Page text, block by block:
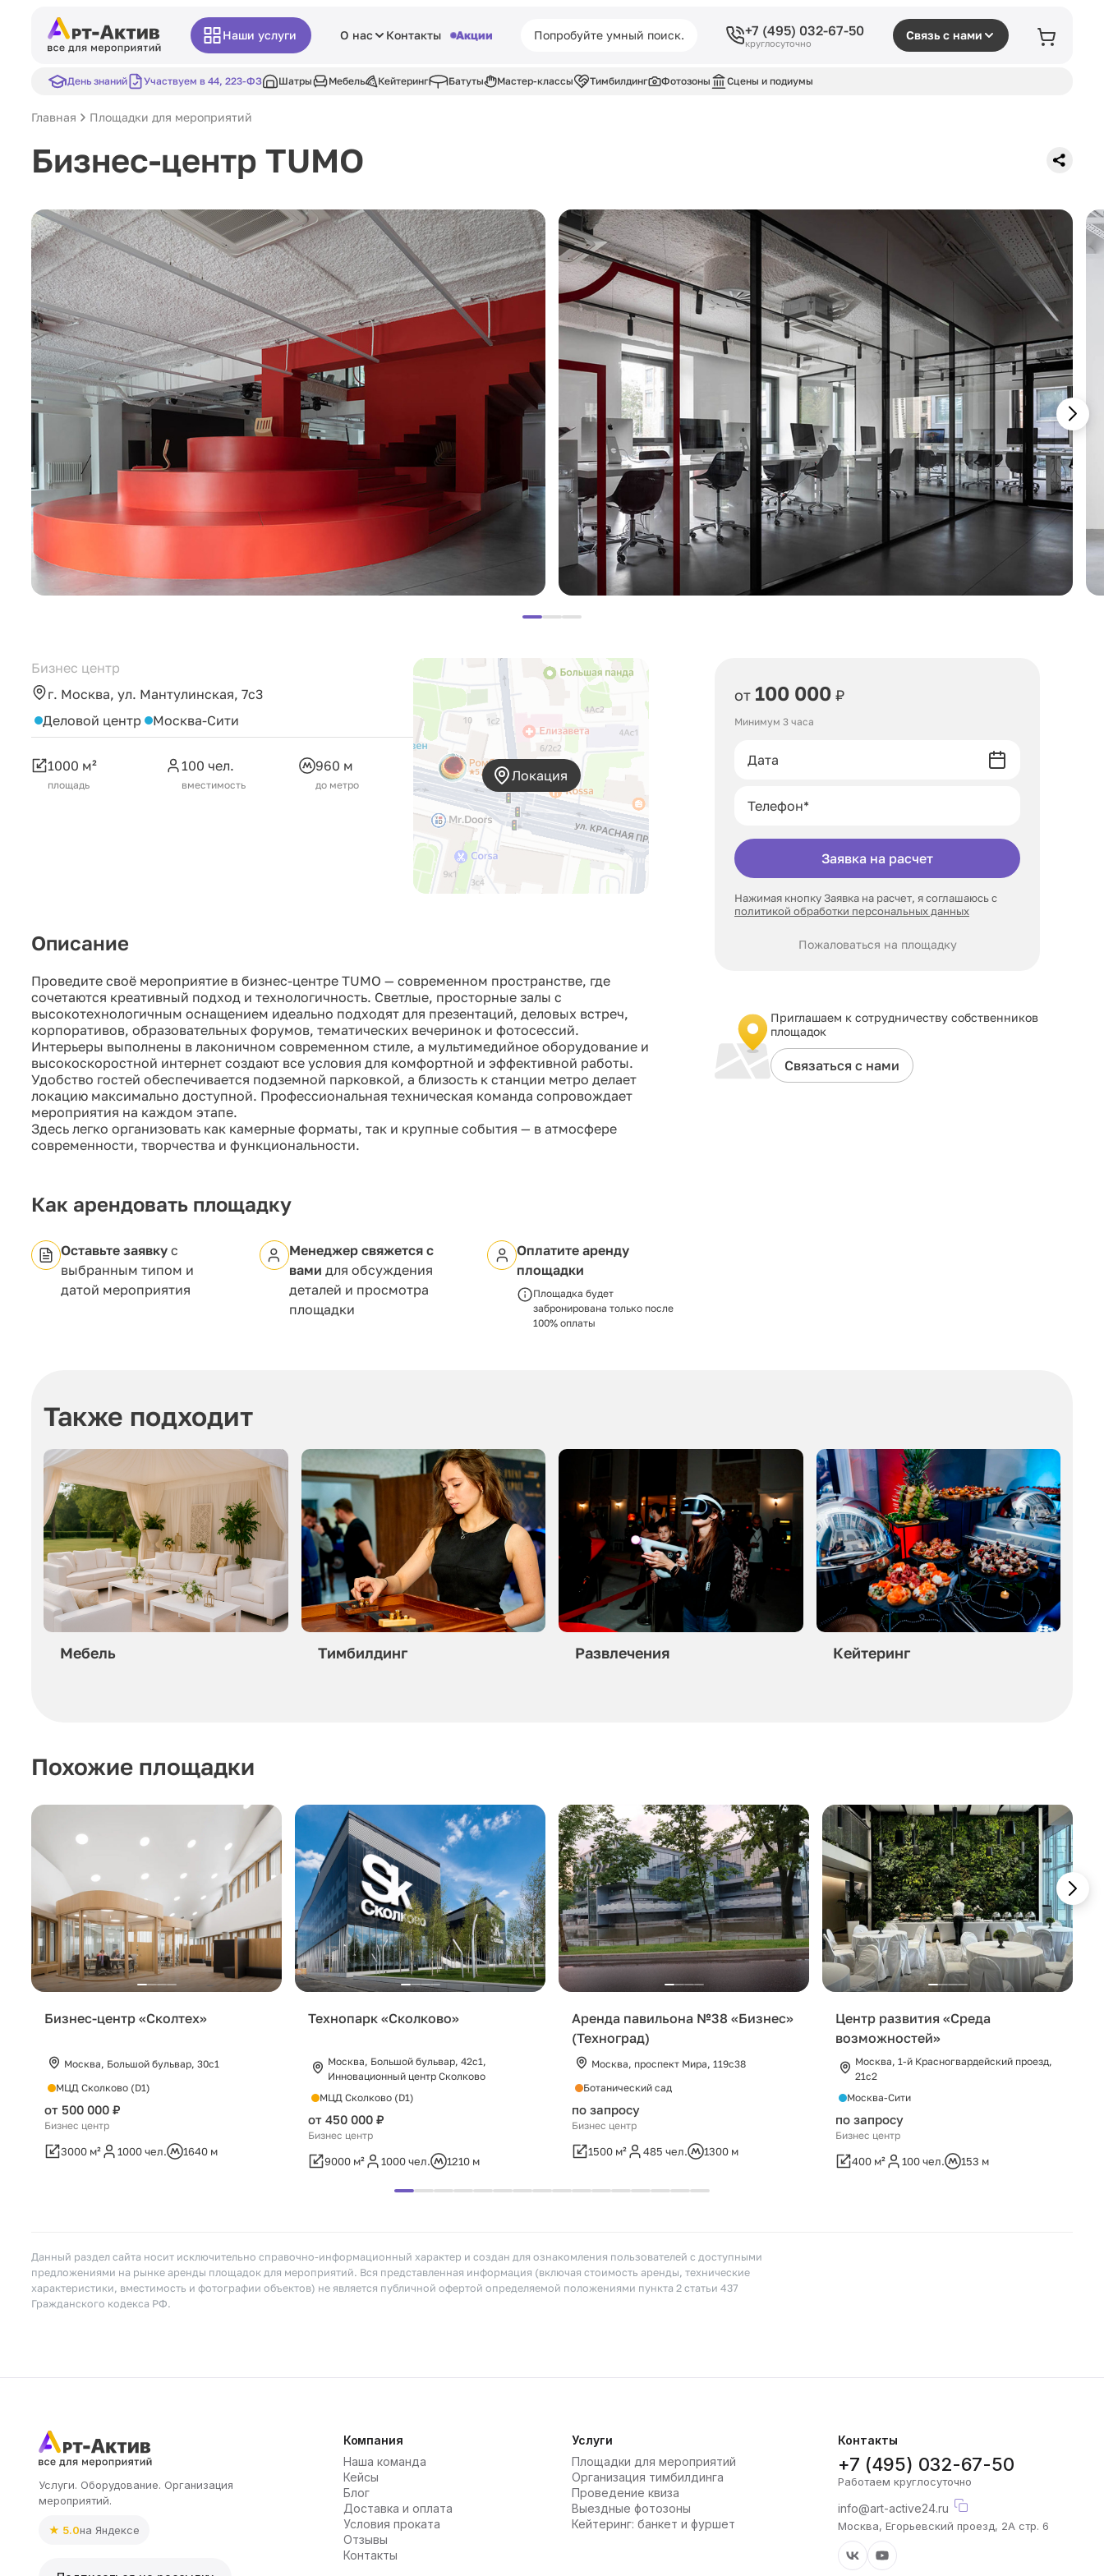
Наши услуги О нас Контакты Акции +7 (495) 032-67-50
круглосуточно
Связь с нами
День знаний Участвуем в 44, 223-ФЗ Шатры Мебель Кейтеринг Батуты Мастер-классы Тимбилдинг Фотозоны Сцены и подиумы
Главная Площадки для мероприятий
Бизнес-центр TUMO
Бизнес центр
г. Москва, ул. Мантулинская, 7с3
Деловой центр
Москва-Сити
1000 м²
площадь
100 чел.
вместимость
960 м
до метро
Локация
Описание
Проведите своё мероприятие в бизнес-центре TUMO — современном пространстве, где
сочетаются креативный подход и технологичность. Светлые, просторные залы с
высокотехнологичным оснащением идеально подходят для презентаций, деловых встреч,
корпоративов, образовательных форумов, тематических вечеринок и фотосессий.
Интерьеры выполнены в лаконичном современном стиле, а мультимедийное оборудование и
высокоскоростной интернет создают все условия для комфортной и эффективной работы.
Удобство гостей обеспечивается подземной парковкой, а близость к станции метро делает
локацию максимально доступной. Профессиональная техническая команда сопровождает
мероприятия на каждом этапе.
Здесь легко организовать как камерные форматы, так и крупные события — в атмосфере
современности, творчества и функциональности.
Как арендовать площадку
Оставьте заявку с
выбранным типом и
датой мероприятия
Менеджер свяжется с
вами для обсуждения
деталей и просмотра
площадки
Оплатите аренду
площадки
Площадка будет
забронирована только после
100% оплаты
от 100 000 ₽
Минимум 3 часа
Заявка на расчет
Нажимая кнопку Заявка на расчет, я соглашаюсь с
политикой обработки персональных данных
Пожаловаться на площадку
Приглашаем к сотрудничеству собственников
площадок
Связаться с нами
Также подходит
Мебель Тимбилдинг Развлечения Кейтеринг
Похожие площадки
Бизнес-центр «Сколтех»
Москва, Большой бульвар, 30с1
МЦД Сколково (D1)
от 500 000 ₽
Бизнес центр
3000 м² 1000 чел. 1640 м
Технопарк «Сколково»
Москва, Большой бульвар, 42с1,
Инновационный центр Сколково
МЦД Сколково (D1)
от 450 000 ₽
Бизнес центр
9000 м² 1000 чел. 1210 м
Аренда павильона №38 «Бизнес»
(Техноград)
Москва, проспект Мира, 119с38
Ботанический сад
по запросу
Бизнес центр
1500 м² 485 чел. 1300 м
Центр развития «Среда
возможностей»
Москва, 1-й Красногвардейский проезд,
21с2
Москва-Сити
по запросу
Бизнес центр
400 м² 100 чел. 153 м
Данный раздел сайта носит исключительно справочно-информационный характер и создан для ознакомления пользователей с доступными
предложениями на рынке аренды площадок для мероприятий. Вся представленная информация (включая стоимость аренды, технические
характеристики, вместимость и фотографии объектов) не является публичной офертой определяемой положениями пункта 2 статьи 437
Гражданского кодекса РФ.
Услуги. Оборудование. Организация
мероприятий.
★ 5.0на Яндексе
Компания
Наша команда
Кейсы
Блог
Доставка и оплата
Условия проката
Отзывы
Контакты
Услуги
Площадки для мероприятий
Организация тимбилдинга
Проведение квиза
Выездные фотозоны
Кейтеринг: банкет и фуршет
Контакты
+7 (495) 032-67-50
Работаем круглосуточно
info@art-active24.ru
Москва, Егорьевский проезд, 2А стр. 6